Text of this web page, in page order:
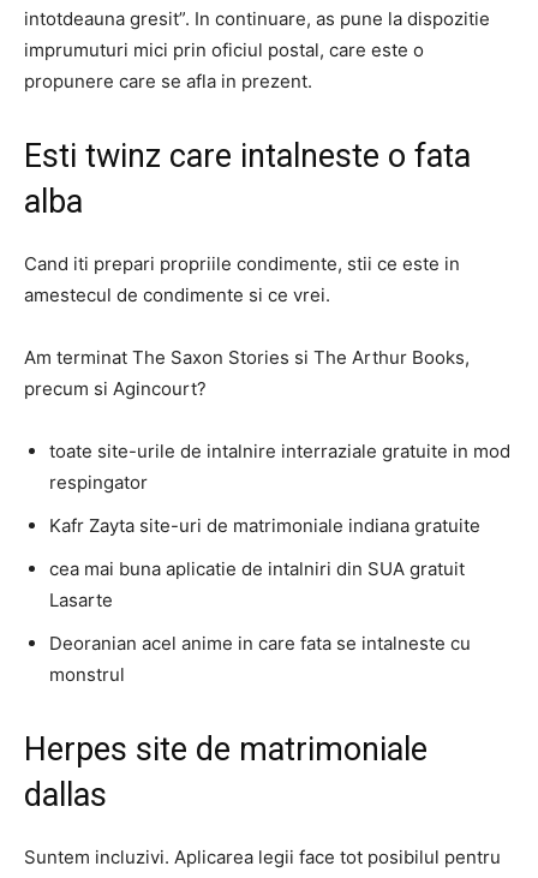
intotdeauna gresit”. In continuare, as pune la dispozitie
imprumuturi mici prin oficiul postal, care este o
propunere care se afla in prezent.
Esti twinz care intalneste o fata
alba
Cand iti prepari propriile condimente, stii ce este in
amestecul de condimente si ce vrei.
Am terminat The Saxon Stories si The Arthur Books,
precum si Agincourt?
toate site-urile de intalnire interraziale gratuite in mod
respingator
Kafr Zayta site-uri de matrimoniale indiana gratuite
cea mai buna aplicatie de intalniri din SUA gratuit
Lasarte
Deoranian acel anime in care fata se intalneste cu
monstrul
Herpes site de matrimoniale
dallas
Suntem incluzivi. Aplicarea legii face tot posibilul pentru